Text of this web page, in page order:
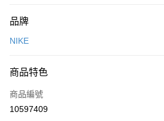
台灣樂天信用卡公司
【關於「AFTEE先享後付」】
便利好安心！
３．安心：先確認商品／服務後，再付款。
【「AFTEE先享後付」結帳流程】
１．於結帳方式選擇「AFTEE先享後付」後，
運送方式
每筆NT$100，滿NT$1,500(含以上)免運費
宅配
每筆NT$100，滿NT$1,500(含以上)免運費
品牌
NIKE
商品特色
商品編號
10597409